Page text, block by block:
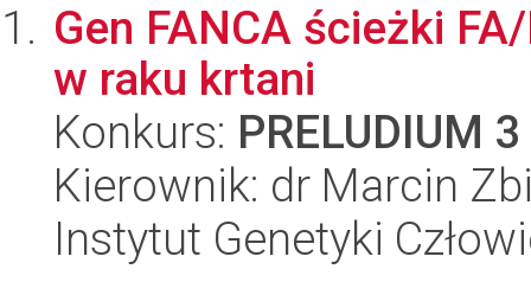
Gen FANCA ścieżki
w raku krtani
Konkurs: PRELUDIUM 3
Kierownik: dr Marcin
Instytut Genetyki